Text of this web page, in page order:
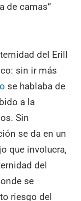
de camas”
del Erill
sin ir más
se hablaba de
a la
Sin
se da en un
que involucra,
del
se
riesgo del